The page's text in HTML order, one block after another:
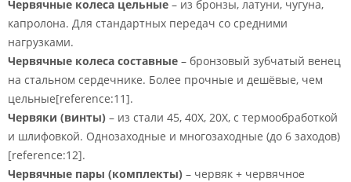
Червячные колеса цельные – из бронзы, латуни, чугуна,
капролона. Для стандартных передач со средними
нагрузками.
Червячные колеса составные – бронзовый зубчатый венец
на стальном сердечнике. Более прочные и дешёвые, чем
цельные[reference:11].
Червяки (винты) – из стали 45, 40Х, 20Х, с термообработкой
и шлифовкой. Однозаходные и многозаходные (до 6 заходов)
[reference:12].
Червячные пары (комплекты) – червяк + червячное